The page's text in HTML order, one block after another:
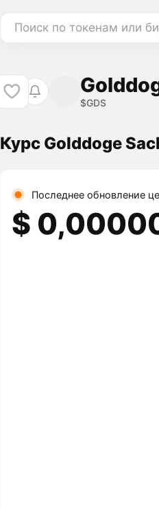
Поиск по токенам или
$GDS
Курс Golddoge
Последнее обновление
$